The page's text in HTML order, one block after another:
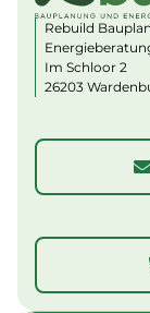
Rebuild
Im Schloor 2
26203